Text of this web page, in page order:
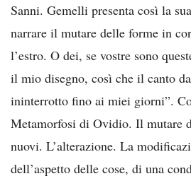
Sanni. Gemelli presenta così la
narrare il mutare delle forme in
l’estro. O dei, se vostre sono
il mio disegno, così che il canto
ininterrotto fino ai miei giorni”.
Metamorfosi di Ovidio. Il mutare
nuovi. L’alterazione. La
dell’aspetto delle cose, di una